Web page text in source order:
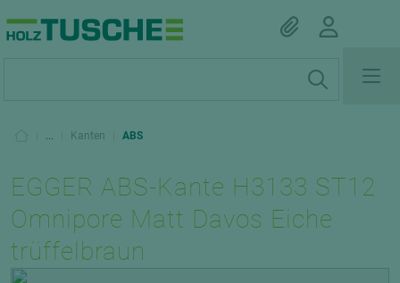
... Kanten ABS
EGGER ABS-Kante H3133 ST12
Omnipore Matt Davos Eiche
trüffelbraun